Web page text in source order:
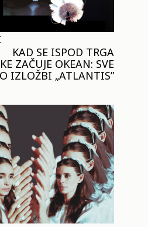
KAD SE ISPOD TRGA
ZAČUJE OKEAN: SVE
O IZLOŽBI „ATLANTIS”